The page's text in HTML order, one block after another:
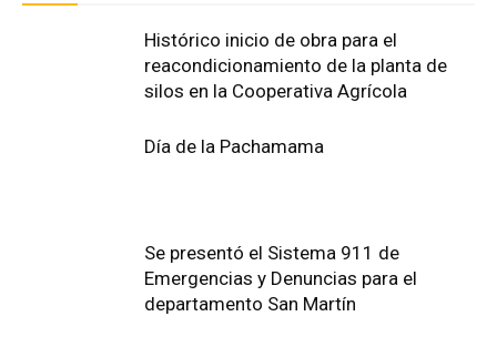
Histórico inicio de obra para el
reacondicionamiento de la planta de
silos en la Cooperativa Agrícola
Día de la Pachamama
Se presentó el Sistema 911 de
Emergencias y Denuncias para el
departamento San Martín